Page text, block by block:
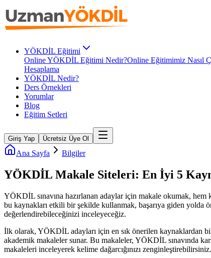
YÖKDİL Eğitimi
Online YÖKDİL Eğitimi Nedir?Online Eğitimimiz Nasıl
Hesaplama
YÖKDİL Nedir?
Ders Örnekleri
Yorumlar
Blog
Eğitim Setleri
Giriş Yap Ücretsiz Üye Ol
Ana Sayfa Bilgiler
YÖKDİL Makale Siteleri: En İyi 5
YÖKDİL sınavına hazırlanan adaylar için makale okumak, hem
bu kaynakları etkili bir şekilde kullanmak, başarıya giden yolda
değerlendirebileceğinizi inceleyeceğiz.
İlk olarak, YÖKDİL adayları için en sık önerilen kaynaklardan
akademik makaleler sunar. Bu makaleler, YÖKDİL sınavında
makaleleri inceleyerek kelime dağarcığınızı zenginleştirebilirsiniz.